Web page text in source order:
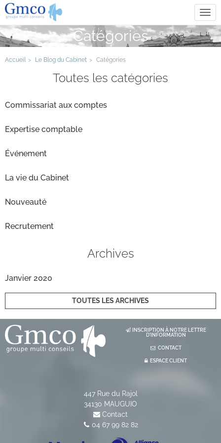
Catégories
Accueil Le Blog du Cabinet Catégories
Toutes les catégories
Commissariat aux comptes
Expertise comptable
Événement
La vie du Cabinet
Nouveauté
Recrutement
Archives
Janvier 2020
TOUTES LES ARCHIVES
INSCRIPTION À NOTRE LETTRE
D'INFORMATION
CONTACT
ESPACE CLIENT
447 Rue du Rajol
34130 MAUGUIO
Contact
04 67 99 82 82